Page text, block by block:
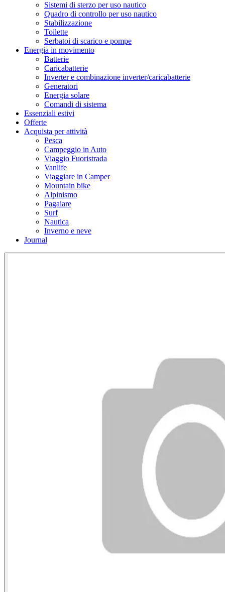
Sistemi di sterzo per uso nautico
Quadro di controllo per uso nautico
Stabilizzazione
Toilette
Serbatoi di scarico e pompe
Energia in movimento
Batterie
Caricabatterie
Inverter e combinazione inverter/caricabatterie
Generatori
Energia solare
Comandi di sistema
Essenziali estivi
Offerte
Acquista per attività
Pesca
Campeggio in Auto
Viaggio Fuoristrada
Vanlife
Viaggiare in Camper
Mountain bike
Alpinismo
Pagaiare
Surf
Nautica
Inverno e neve
Journal